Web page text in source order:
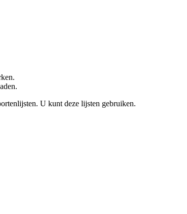
U kunt deze lijsten gebruiken.